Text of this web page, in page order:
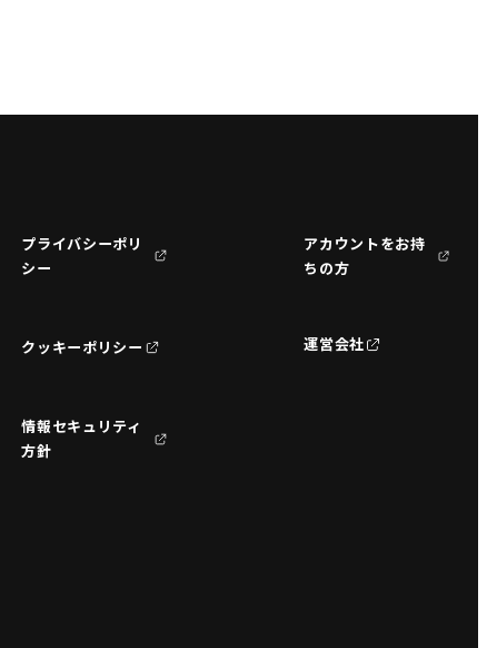
プライバシーポリ
シー
クッキーポリシー
情報セキュリティ
方針
アカウントをお持
ちの方
運営会社